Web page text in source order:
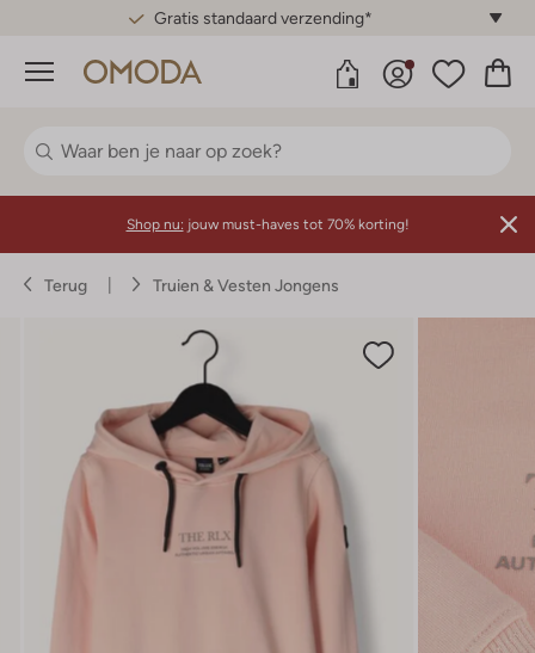
Gratis standaard verzending*
Menu
Shop nu: jouw must-haves tot 70% korting!
Terug Truien & Vesten Jongens